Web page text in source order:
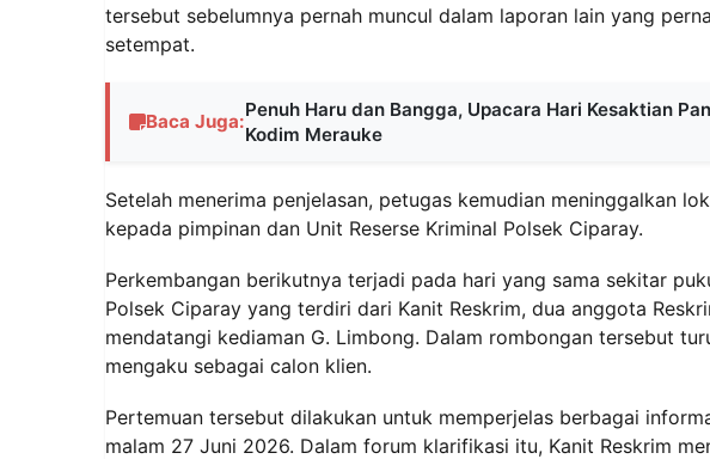
tersebut sebelumnya pernah muncul dalam laporan lain yang
setempat.
Baca Juga:
Penuh Haru dan Bangga, Upacara Hari Kesaktian
Kodim Merauke
Setelah menerima penjelasan, petugas kemudian meninggalkan
kepada pimpinan dan Unit Reserse Kriminal Polsek Ciparay.
Perkembangan berikutnya terjadi pada hari yang sama sekitar
Polsek Ciparay yang terdiri dari Kanit Reskrim, dua anggota
mendatangi kediaman G. Limbong. Dalam rombongan tersebut
mengaku sebagai calon klien.
Pertemuan tersebut dilakukan untuk memperjelas berbagai
malam 27 Juni 2026. Dalam forum klarifikasi itu, Kanit Reskrim